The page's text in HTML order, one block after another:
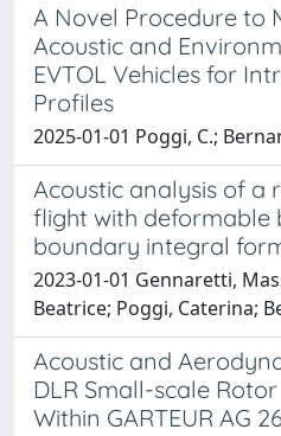
A Novel Procedure to
Acoustic and
EVTOL Vehicles for
Profiles
2025-01-01 Poggi, C.;
Acoustic analysis of a
flight with deformable
boundary integral
2023-01-01 Gennaretti,
Beatrice; Poggi, Caterina;
Acoustic and
DLR Small-scale
Within GARTEUR AG 26